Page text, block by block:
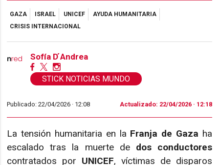
GAZA ISRAEL UNICEF
AYUDA HUMANITARIA
CRISIS INTERNACIONAL
Sofía D ́Andrea
STICK NOTICIAS MUNDO
Publicado: 22/04/2026 · 12:08 Actualizado: 22/04/2026 · 12:18
La tensión humanitaria en la Franja de Gaza ha
escalado tras la muerte de dos conductores
contratados por UNICEF, víctimas de disparos